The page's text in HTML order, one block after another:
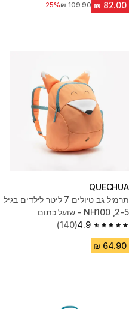
מחיר לפני הנחה‏109.90 ₪
25%
QUECHUA
תרמיל גב טיולים 7 ליטר לילדים בגיל
2-5, NH100 - שועל כתום
4.9
4.9 out of 5 stars from 140 reviews
(140)